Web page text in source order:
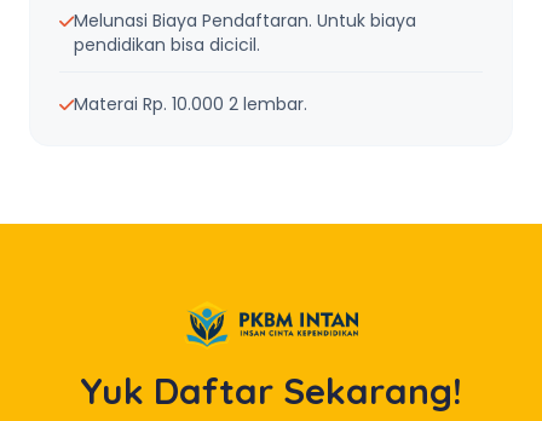
Melunasi Biaya Pendaftaran. Untuk biaya
pendidikan bisa dicicil.
Materai Rp. 10.000 2 lembar.
Yuk Daftar Sekarang!